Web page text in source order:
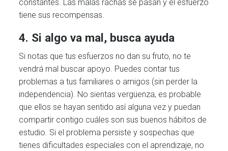
constantes. Las malas rachas se pasan y el esfuerzo
tiene sus recompensas.
4. Si algo va mal, busca ayuda
Si notas que tus esfuerzos no dan su fruto, no te
vendrá mal buscar apoyo. Puedes contar tus
problemas a tus familiares o amigos (sin perder la
independencia). No sientas vergüenza, es probable
que ellos se hayan sentido así alguna vez y puedan
compartir contigo cuáles son sus buenos hábitos de
estudio. Si el problema persiste y sospechas que
tienes dificultades especiales con el aprendizaje, no